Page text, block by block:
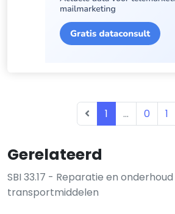
Gerelateerd
SBI 33.17 - Reparatie en
transportmiddelen
1 ... 0 1